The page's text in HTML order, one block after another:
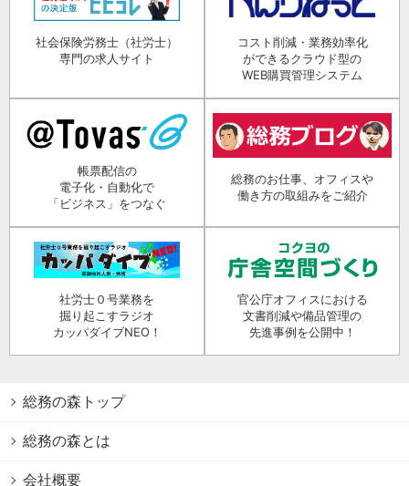
社会保険労務士（社労士）
専門の求人サイト
コスト削減・業務効率化
ができるクラウド型の
WEB購買管理システム
帳票配信の
電子化・自動化で
「ビジネス」をつなぐ
総務のお仕事、オフィスや
働き方の取組みをご紹介
社労士０号業務を
掘り起こすラジオ
カッパダイブNEO！
官公庁オフィスにおける
文書削減や備品管理の
先進事例を公開中！
総務の森トップ
総務の森とは
会社概要